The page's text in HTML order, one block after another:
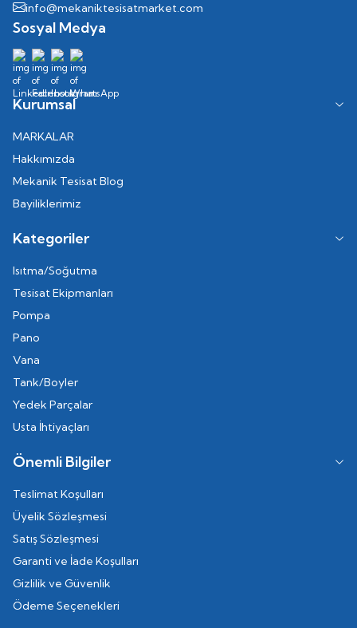
info@mekaniktesisatmarket.com
Sosyal Medya
Kurumsal
MARKALAR
Hakkımızda
Mekanik Tesisat Blog
Bayiliklerimiz
Kategoriler
Isıtma/Soğutma
Tesisat Ekipmanları
Pompa
Pano
Vana
Tank/Boyler
Yedek Parçalar
Usta İhtiyaçları
Önemli Bilgiler
Teslimat Koşulları
Üyelik Sözleşmesi
Satış Sözleşmesi
Garanti ve İade Koşulları
Gizlilik ve Güvenlik
Ödeme Seçenekleri